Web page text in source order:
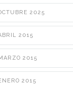
2025
2015
2015
2015